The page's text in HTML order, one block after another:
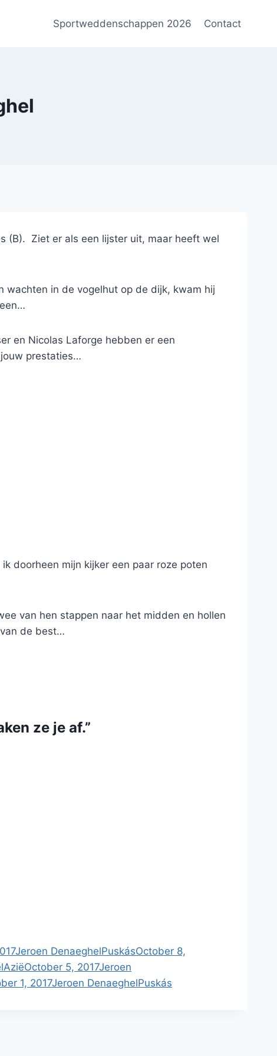
Sportweddenschappen 2026 Contact
(B). Ziet er als een lijster uit, maar heeft wel
wachten in de vogelhut op de dijk, kwam hij
en Nicolas Laforge hebben er een
prestaties…
doorheen mijn kijker een paar roze poten
van hen stappen naar het midden en hollen
de best…
ze je af.”
Jeroen DenaeghelPuskásOctober 8,
AziëOctober 5, 2017Jeroen
1, 2017Jeroen DenaeghelPuskás